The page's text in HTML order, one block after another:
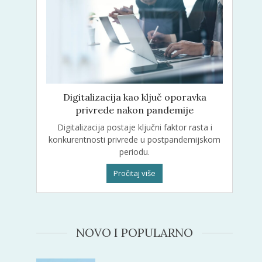
Digitalizacija kao ključ oporavka
privrede nakon pandemije
Digitalizacija postaje ključni faktor rasta i
konkurentnosti privrede u postpandemijskom
periodu.
Pročitaj više
NOVO I POPULARNO